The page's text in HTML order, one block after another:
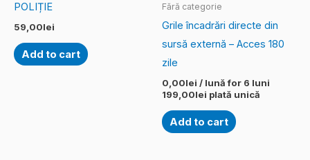
POLIȚIE
59,00lei
Add to cart
Fără categorie
Grile încadrări directe din
sursă externă – Acces 180
zile
0,00lei / lună for 6 luni
199,00lei plată unică
Add to cart